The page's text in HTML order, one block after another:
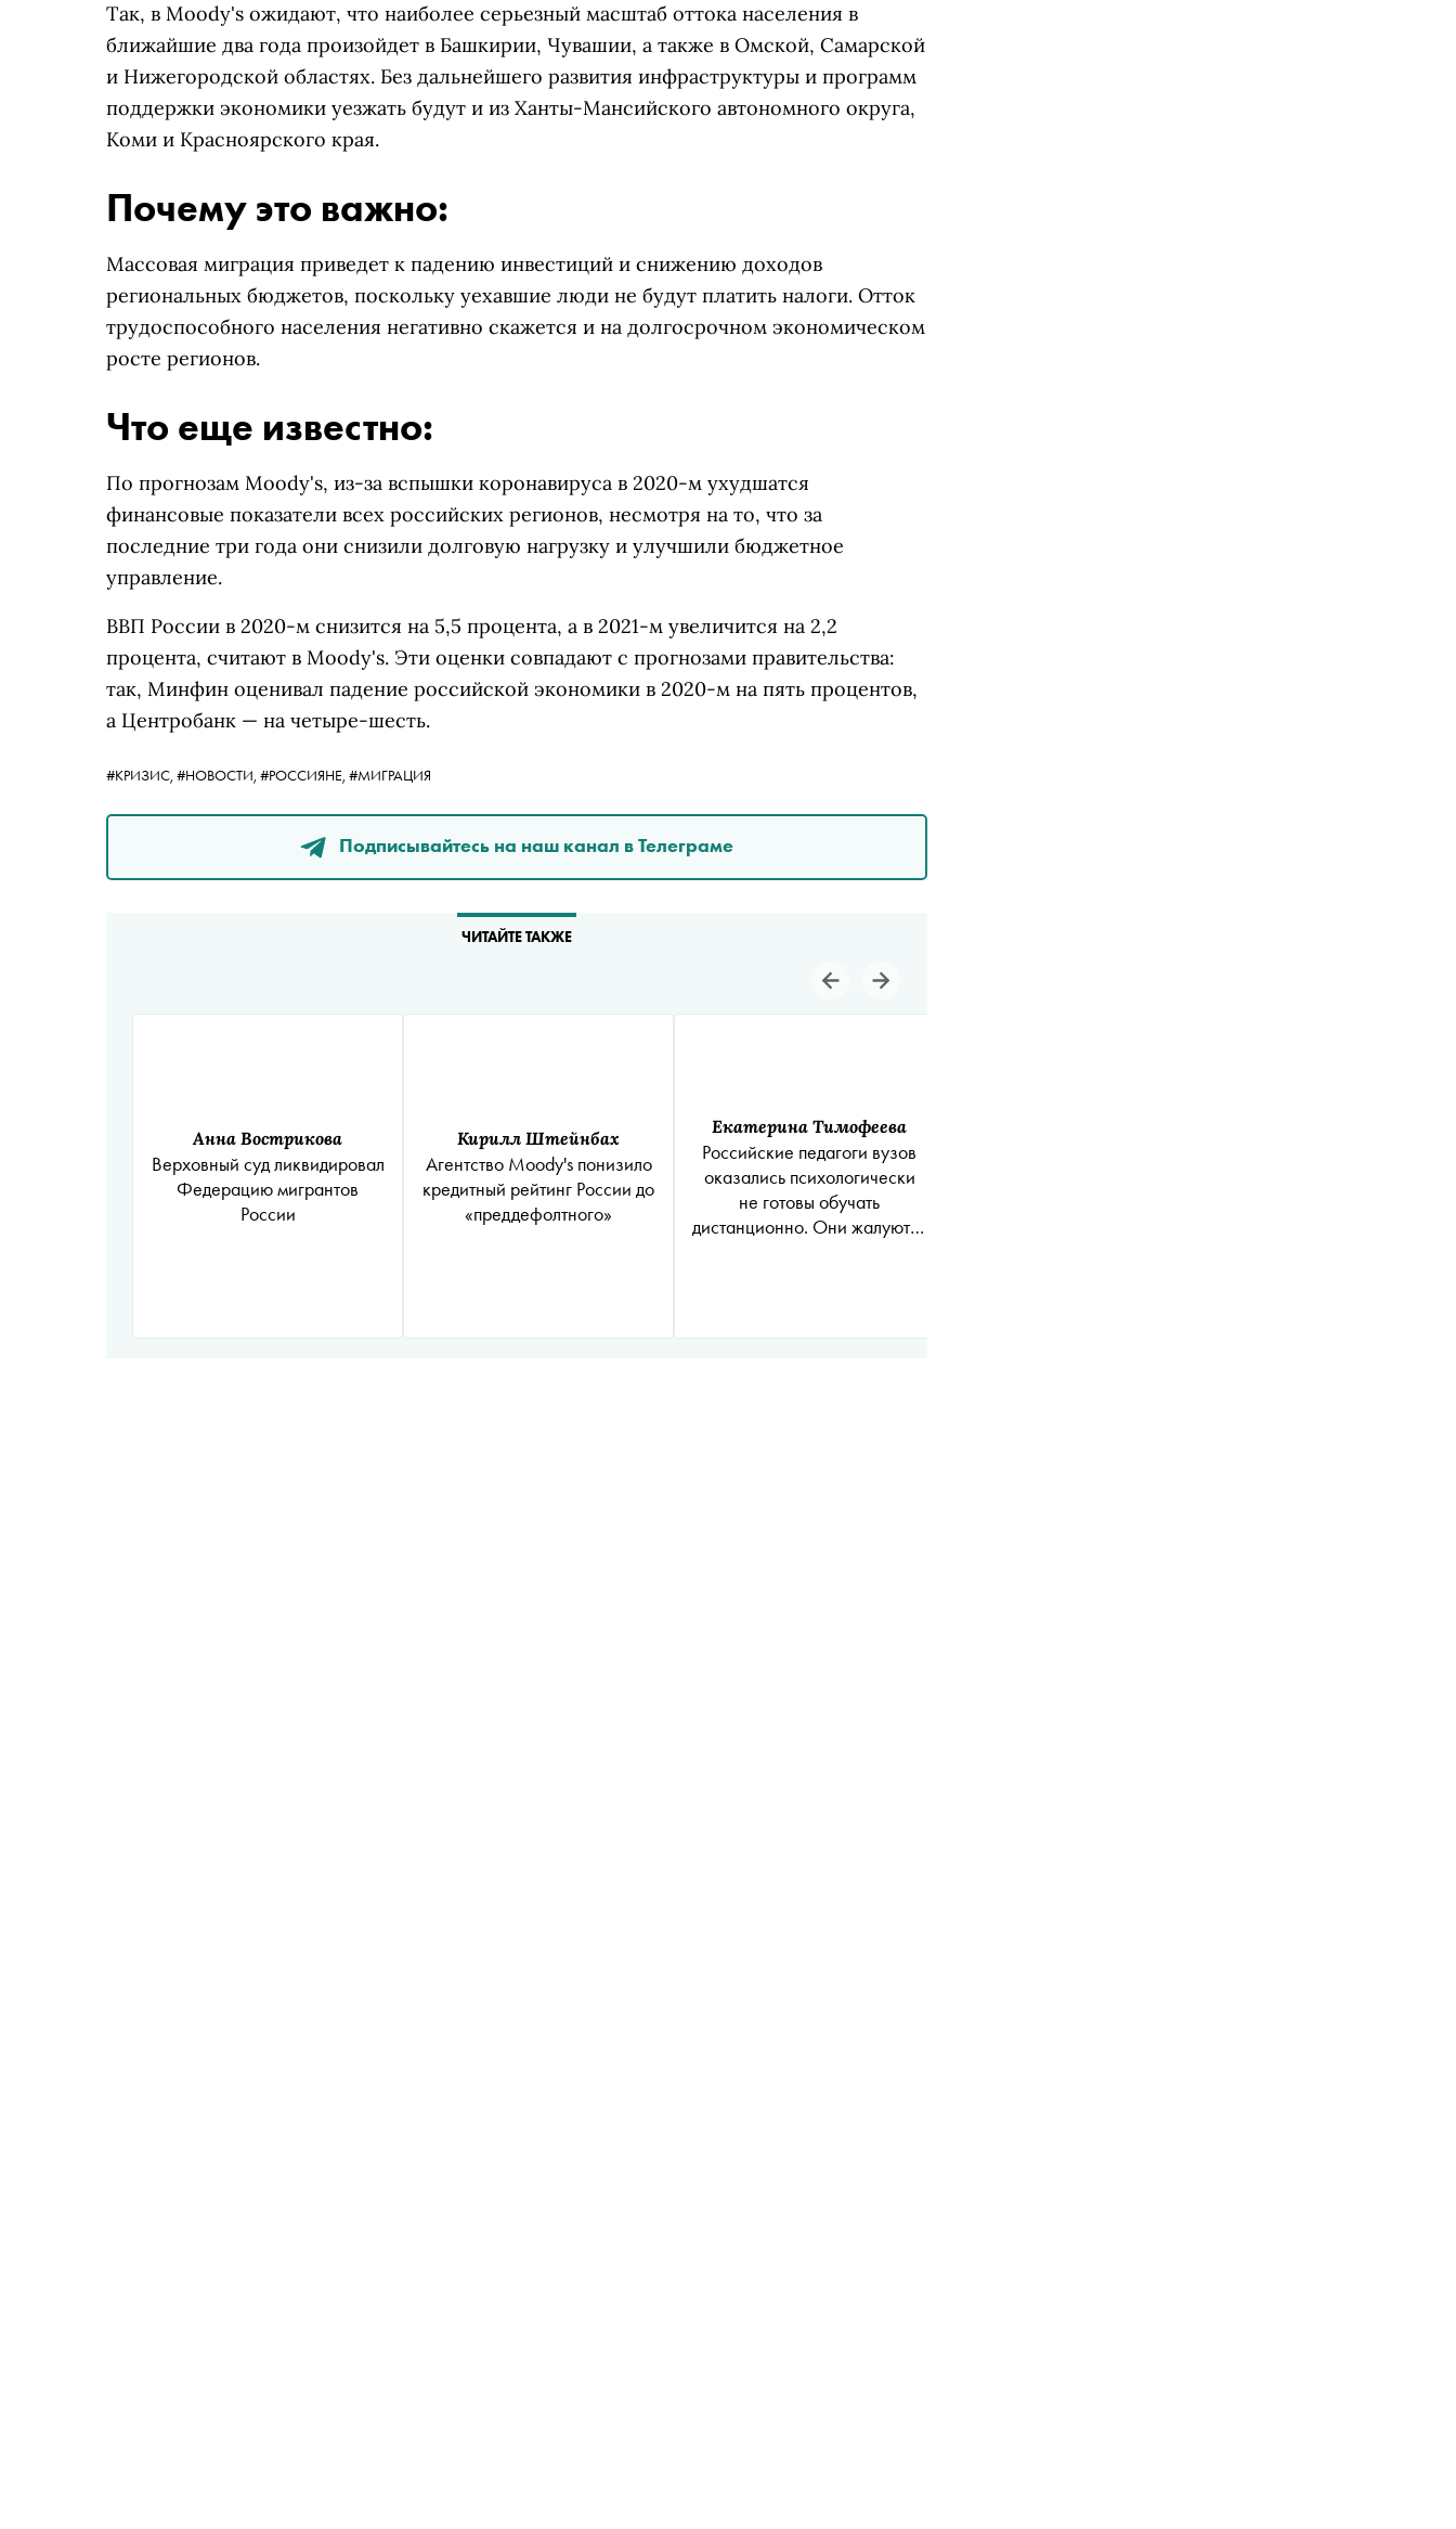
Так, в Moody's ожидают, что наиболее серьезный масштаб оттока населения в
ближайшие два года произойдет в Башкирии, Чувашии, а также в Омской, Самарской
и Нижегородской областях. Без дальнейшего развития инфраструктуры и программ
поддержки экономики уезжать будут и из Ханты-Мансийского автономного округа,
Коми и Красноярского края.
Почему это важно:
Массовая миграция приведет к падению инвестиций и снижению доходов
региональных бюджетов, поскольку уехавшие люди не будут платить налоги. Отток
трудоспособного населения негативно скажется и на долгосрочном экономическом
росте регионов.
Что еще известно:
По прогнозам Moody's, из-за вспышки коронавируса в 2020-м ухудшатся
финансовые показатели всех российских регионов, несмотря на то, что за
последние три года они снизили долговую нагрузку и улучшили бюджетное
управление.
ВВП России в 2020-м снизится на 5,5 процента, а в 2021-м увеличится на 2,2
процента, считают в Moody's. Эти оценки совпадают с прогнозами правительства:
так, Минфин оценивал падение российской экономики в 2020-м на пять процентов,
а Центробанк — на четыре-шесть.
#КРИЗИС, #НОВОСТИ, #РОССИЯНЕ, #МИГРАЦИЯ
Подписывайтесь на наш канал в Телеграме
ЧИТАЙТЕ ТАКЖЕ
Анна Вострикова
Верховный суд ликвидировал
Федерацию мигрантов
России
Кирилл Штейнбах
Агентство Moody's понизило
кредитный рейтинг России до
«преддефолтного»
Екатерина Тимофеева
Российские педагоги вузов
оказались психологически
не готовы обучать
дистанционно. Они жалуются